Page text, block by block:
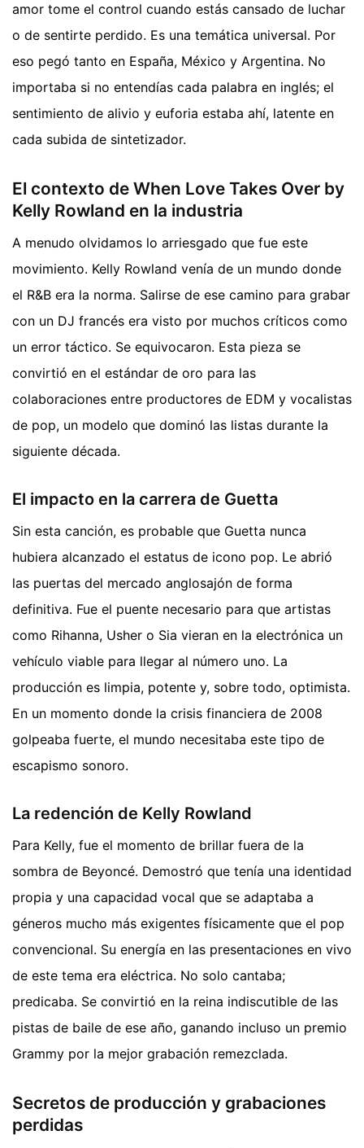
amor tome el control cuando estás cansado de luchar
o de sentirte perdido. Es una temática universal. Por
eso pegó tanto en España, México y Argentina. No
importaba si no entendías cada palabra en inglés; el
sentimiento de alivio y euforia estaba ahí, latente en
cada subida de sintetizador.
El contexto de When Love Takes Over by
Kelly Rowland en la industria
A menudo olvidamos lo arriesgado que fue este
movimiento. Kelly Rowland venía de un mundo donde
el R&B era la norma. Salirse de ese camino para grabar
con un DJ francés era visto por muchos críticos como
un error táctico. Se equivocaron. Esta pieza se
convirtió en el estándar de oro para las
colaboraciones entre productores de EDM y vocalistas
de pop, un modelo que dominó las listas durante la
siguiente década.
El impacto en la carrera de Guetta
Sin esta canción, es probable que Guetta nunca
hubiera alcanzado el estatus de icono pop. Le abrió
las puertas del mercado anglosajón de forma
definitiva. Fue el puente necesario para que artistas
como Rihanna, Usher o Sia vieran en la electrónica un
vehículo viable para llegar al número uno. La
producción es limpia, potente y, sobre todo, optimista.
En un momento donde la crisis financiera de 2008
golpeaba fuerte, el mundo necesitaba este tipo de
escapismo sonoro.
La redención de Kelly Rowland
Para Kelly, fue el momento de brillar fuera de la
sombra de Beyoncé. Demostró que tenía una identidad
propia y una capacidad vocal que se adaptaba a
géneros mucho más exigentes físicamente que el pop
convencional. Su energía en las presentaciones en vivo
de este tema era eléctrica. No solo cantaba;
predicaba. Se convirtió en la reina indiscutible de las
pistas de baile de ese año, ganando incluso un premio
Grammy por la mejor grabación remezclada.
Secretos de producción y grabaciones
perdidas